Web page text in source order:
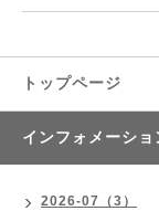
トップページ
インフォメーショ
2026-07（3）